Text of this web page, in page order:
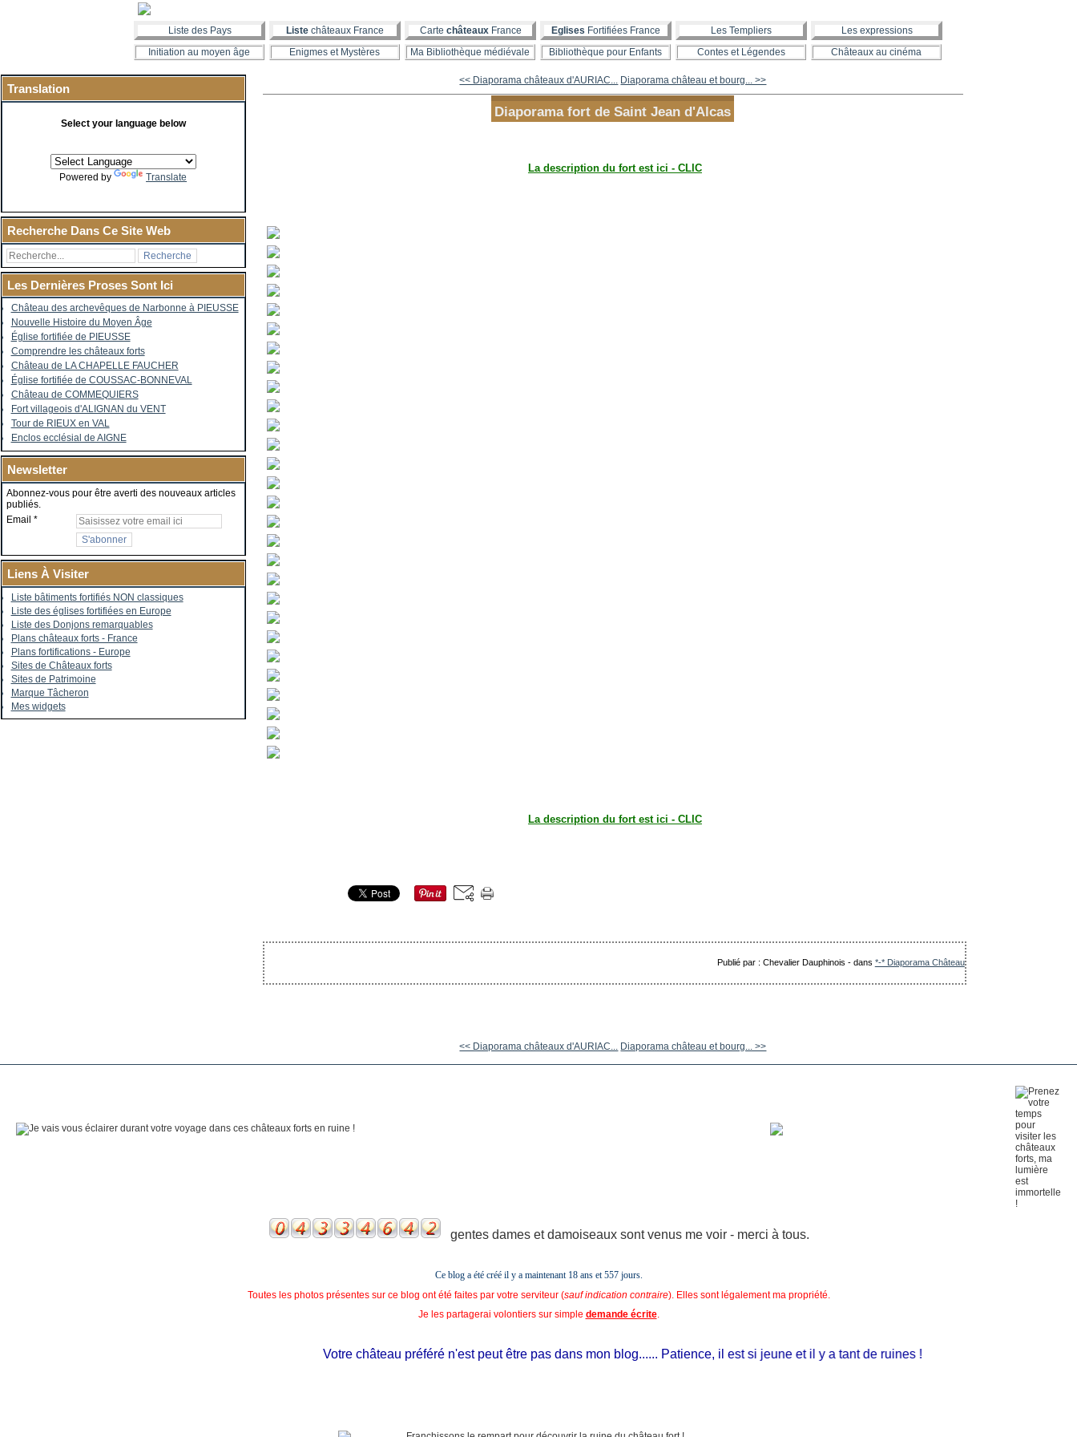
Liste des Pays Liste châteaux France Carte châteauxFrance Eglises Fortifiées France Les Templiers
Les expressions
Initiation au moyen âge
Enigmes et Mystères Ma Bibliothèque médiévale Bibliothèque pour Enfants Contes et Légendes Châteaux au cinéma
Translation
Select your language below
Powered by Translate
Recherche Dans Ce Site Web
Les Dernières Proses Sont Ici
Château des archevêques de Narbonne à PIEUSSE
Nouvelle Histoire du Moyen Âge
Église fortifiée de PIEUSSE
Comprendre les châteaux forts
Château de LA CHAPELLE FAUCHER
Église fortifiée de COUSSAC-BONNEVAL
Château de COMMEQUIERS
Fort villageois d'ALIGNAN du VENT
Tour de RIEUX en VAL
Enclos ecclésial de AIGNE
Newsletter
Abonnez-vous pour être averti des nouveaux articles
publiés.
Email
Liens À Visiter
Liste bâtiments fortifiés NON classiques
Liste des églises fortifiées en Europe
Liste des Donjons remarquables
Plans châteaux forts - France
Plans fortifications - Europe
Sites de Châteaux forts
Sites de Patrimoine
Marque Tâcheron
Mes widgets
<< Diaporama châteaux d'AURIAC... Diaporama château et bourg... >>
Diaporama fort de Saint Jean d'Alcas
La description du fort est ici - CLIC
La description du fort est ici - CLIC
Publié par : Chevalier Dauphinois -dans *-* Diaporama Château
<< Diaporama châteaux d'AURIAC... Diaporama château et bourg... >>
gentes dames et damoiseaux sont venus me voir - merci à tous.
Ce blog a été créé il y a maintenant 18 ans et557 jours.
Toutes les photos présentes sur ce blog ont été faites par votre serviteur (sauf indication contraire). Elles sont légalement ma propriété.
Je les partagerai volontiers sur simple demande écrite.
Votre château préféré n'est peut être pas dans mon blog...... Patience, il est si jeune et il y a tant de ruines !